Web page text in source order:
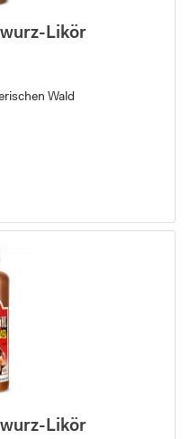
Likör
Wald
Likör